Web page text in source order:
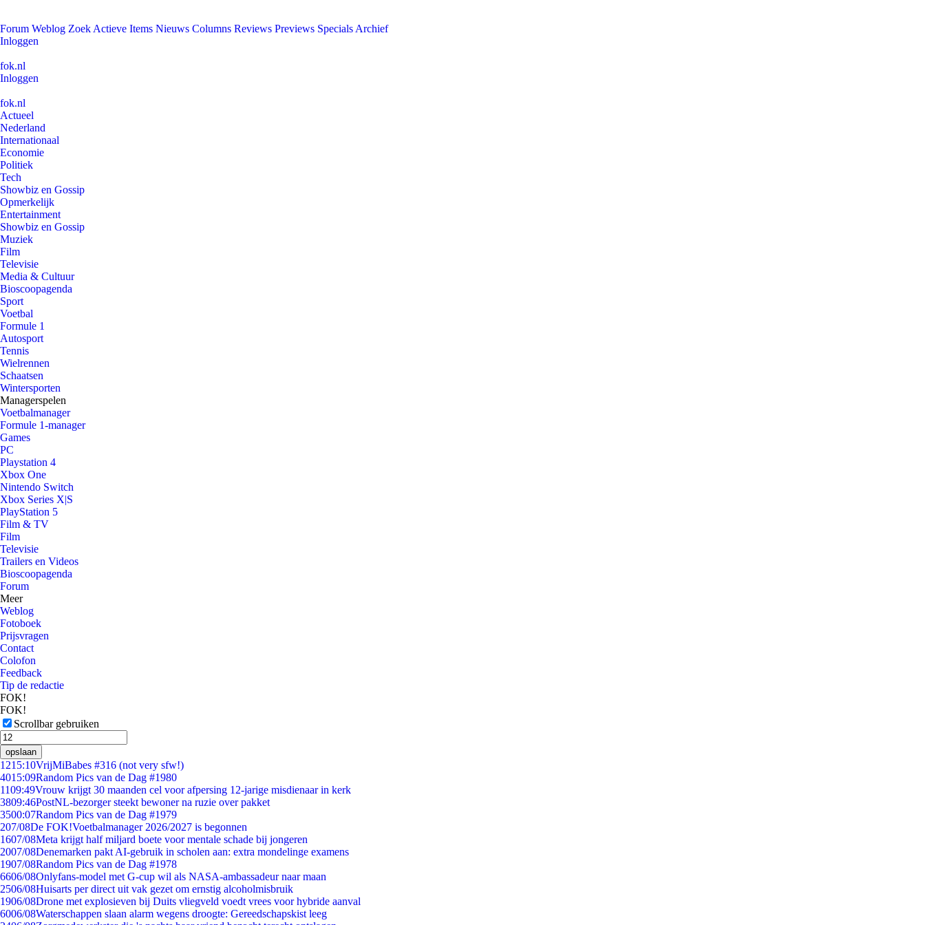
Forum Weblog Zoek Actieve Items Nieuws Columns Reviews Previews Specials Archief
Inloggen
fok.nl
Inloggen
fok.nl
Actueel
Nederland
Internationaal
Economie
Politiek
Tech
Showbiz en Gossip
Opmerkelijk
Entertainment
Showbiz en Gossip
Muziek
Film
Televisie
Media & Cultuur
Bioscoopagenda
Sport
Voetbal
Formule 1
Autosport
Tennis
Wielrennen
Schaatsen
Wintersporten
Managerspelen
Voetbalmanager
Formule 1-manager
Games
PC
Playstation 4
Xbox One
Nintendo Switch
Xbox Series X|S
PlayStation 5
Film & TV
Film
Televisie
Trailers en Videos
Bioscoopagenda
Forum
Meer
Weblog
Fotoboek
Prijsvragen
Contact
Colofon
Feedback
Tip de redactie
FOK!
FOK!
Scrollbar gebruiken
opslaan
1215:10VrijMiBabes #316 (not very sfw!)
4015:09Random Pics van de Dag #1980
1109:49Vrouw krijgt 30 maanden cel voor afpersing 12-jarige misdienaar in kerk
3809:46PostNL-bezorger steekt bewoner na ruzie over pakket
3500:07Random Pics van de Dag #1979
207/08De FOK!Voetbalmanager 2026/2027 is begonnen
1607/08Meta krijgt half miljard boete voor mentale schade bij jongeren
2007/08Denemarken pakt AI-gebruik in scholen aan: extra mondelinge examens
1907/08Random Pics van de Dag #1978
6606/08Onlyfans-model met G-cup wil als NASA-ambassadeur naar maan
2506/08Huisarts per direct uit vak gezet om ernstig alcoholmisbruik
1906/08Drone met explosieven bij Duits vliegveld voedt vrees voor hybride aanval
6006/08Waterschappen slaan alarm wegens droogte: Gereedschapskist leeg